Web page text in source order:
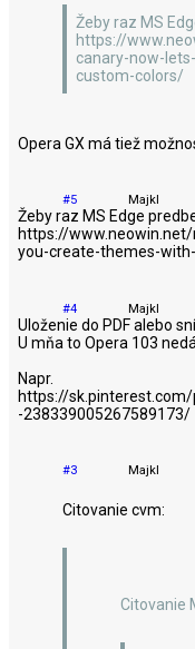
Žeby raz MS
https://
canary-now-
custom-colors/
Opera GX má tiež
#5 Majkl
Žeby raz MS Edge
https://
you-create-themes-
#4 Majkl
Uloženie do PDF alebo
U mňa to Opera 103 nedá.
Napr.
https://
-238339005267589173/
#3 Majkl
Citovanie cvm:
Citovanie